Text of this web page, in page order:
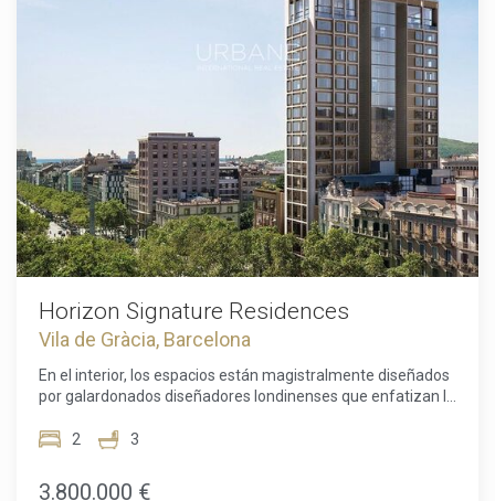
incluido el restaurante Moments, galardonado con una
estrella Michelin, y un spa premiado. Situadas en el Passeig
de Gràcia, la avenida más prestigiosa de Barcelona, las
residencias están rodeadas de boutiques de moda de
renombre, opciones gastronómicas excepcionales y
monumentos arquitectónicos como la Casa Batlló y la Casa
Milà de Gaudí. Esta ubicación privilegiada ofrece a los
residentes la mezcla perfecta de riqueza cultural y
comodidad moderna. Este apartamento ofrece la
oportunidad única de experimentar el epítome de la vida de
lujo en Barcelona, combinando un diseño excepcional,
servicios exclusivos y una ubicación privilegiada.
Horizon Signature Residences
Vila de Gràcia, Barcelona
En el interior, los espacios están magistralmente diseñados
por galardonados diseñadores londinenses que enfatizan la
equilibrio acogedor entre la sofisticación moderna y la
exclusiva gama de comodidades, que incluyen un jardín y
2 3
3.800.000 €